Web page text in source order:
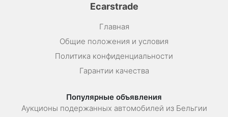
Ecarstrade
Главная
Общие положения и условия
Политика конфиденциальности
Гарантии качества
Популярные объявления
Аукционы подержанных автомобилей из Бельгии